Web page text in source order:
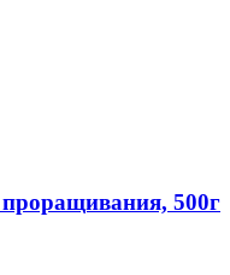
500г